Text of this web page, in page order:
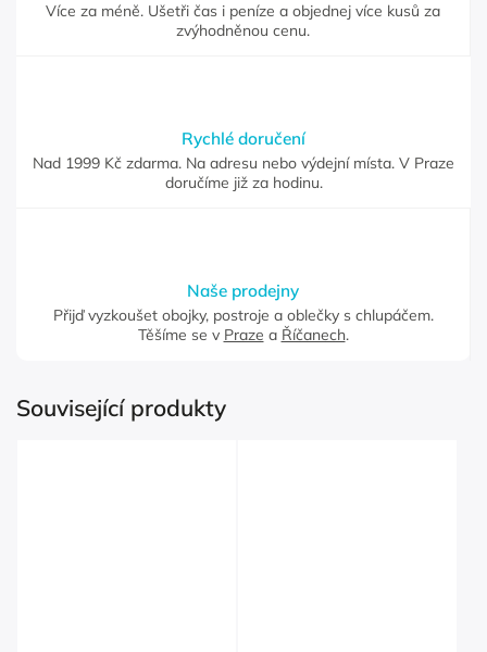
Více za méně. Ušetři čas i peníze a objednej více kusů za
zvýhodněnou cenu.
Rychlé doručení
Nad 1999 Kč zdarma. Na adresu nebo výdejní místa. V Praze
doručíme již za hodinu.
Naše prodejny
Přijď vyzkoušet obojky, postroje a oblečky s chlupáčem.
Těšíme se v Praze a Říčanech.
Související produkty